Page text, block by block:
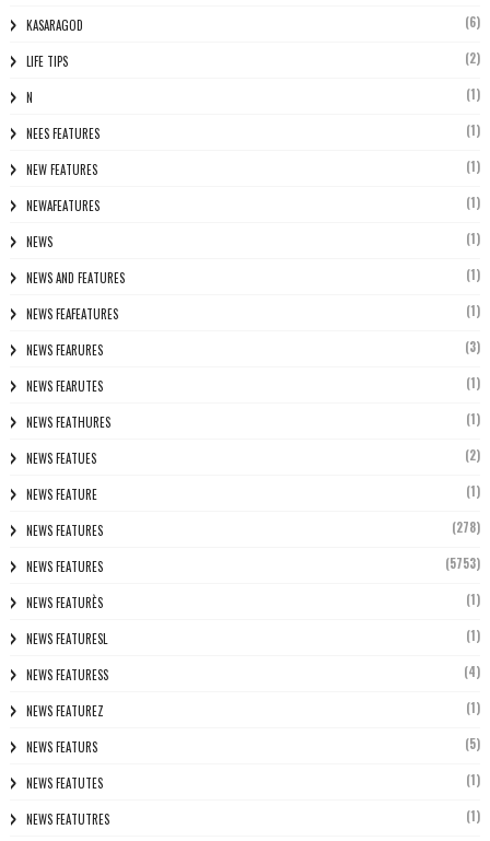
KASARAGOD (6)
LIFE TIPS (2)
N (1)
NEES FEATURES (1)
NEW FEATURES (1)
NEWAFEATURES (1)
NEWS (1)
NEWS AND FEATURES (1)
NEWS FEAFEATURES (1)
NEWS FEARURES (3)
NEWS FEARUTES (1)
NEWS FEATHURES (1)
NEWS FEATUES (2)
NEWS FEATURE (1)
NEWS FEATURES (278)
NEWS FEATURES (5753)
NEWS FEATURÈS (1)
NEWS FEATURESL (1)
NEWS FEATURESS (4)
NEWS FEATUREZ (1)
NEWS FEATURS (5)
NEWS FEATUTES (1)
NEWS FEATUTRES (1)